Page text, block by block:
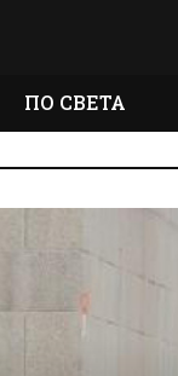
ПО СВЕТА